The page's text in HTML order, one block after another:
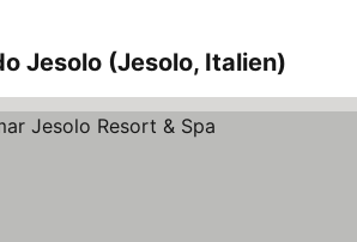
Jesolo (Jesolo, Italien)